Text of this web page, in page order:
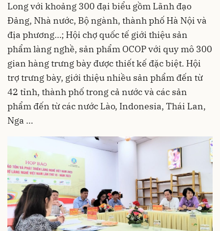
Long với khoảng 300 đại biểu gồm Lãnh đạo
Đảng, Nhà nước, Bộ ngành, thành phố Hà Nội và
địa phương…; Hội chợ quốc tế giới thiệu sản
phẩm làng nghề, sản phẩm OCOP với quy mô 300
gian hàng trưng bày được thiết kế đặc biệt. Hội
trợ trưng bày, giới thiệu nhiều sản phẩm đến từ
42 tỉnh, thành phố trong cả nước và các sản
phẩm đến từ các nước Lào, Indonesia, Thái Lan,
Nga …